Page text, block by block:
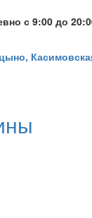
с 9:00 до